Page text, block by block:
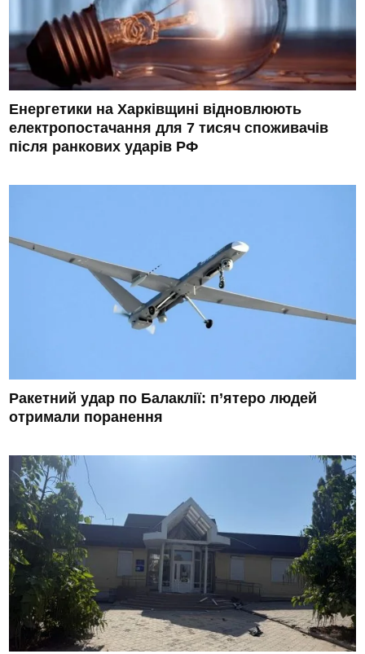
Енергетики на Харківщині відновлюють
електропостачання для 7 тисяч споживачів
після ранкових ударів РФ
Ракетний удар по Балаклії: п’ятеро людей
отримали поранення